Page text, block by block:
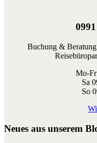
Buchung & Beratung
Mo-
Sa
So
Neues aus unserem